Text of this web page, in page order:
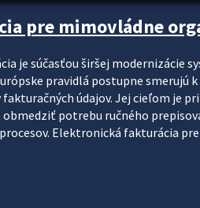
pre mimovládne
je súčasťou širšej modernizácie
pravidlá postupne
údajov. Jej cieľom je
potrebu ručného
Elektronická fakturácia